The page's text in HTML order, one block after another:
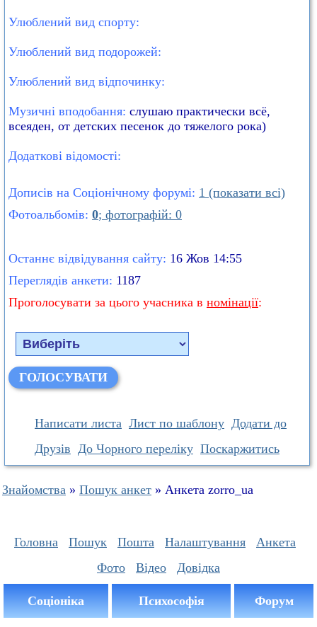
Улюблений вид спорту:
Улюблений вид подорожей:
Улюблений вид відпочинку:
Музичні вподобання: слушаю практически всё,
всеяден, от детских песенок до тяжелого рока)
Додаткові відомості:
Дописів на Соціонічному форумі: 1 (показати всі)
Фотоальбомів: 0; фотографій: 0
Останнє відвідування сайту: 16 Жов 14:55
Переглядів анкети: 1187
Проголосувати за цього учасника в номінації:
Написати листа Лист по шаблону Додати до
Друзів
До Чорного переліку Поскаржитись
Знайомства » Пошук анкет » Анкета zorro_ua
Головна Пошук Пошта Налаштування
Анкета
Фото
Відео Довідка
Соціоніка Психософія Форум